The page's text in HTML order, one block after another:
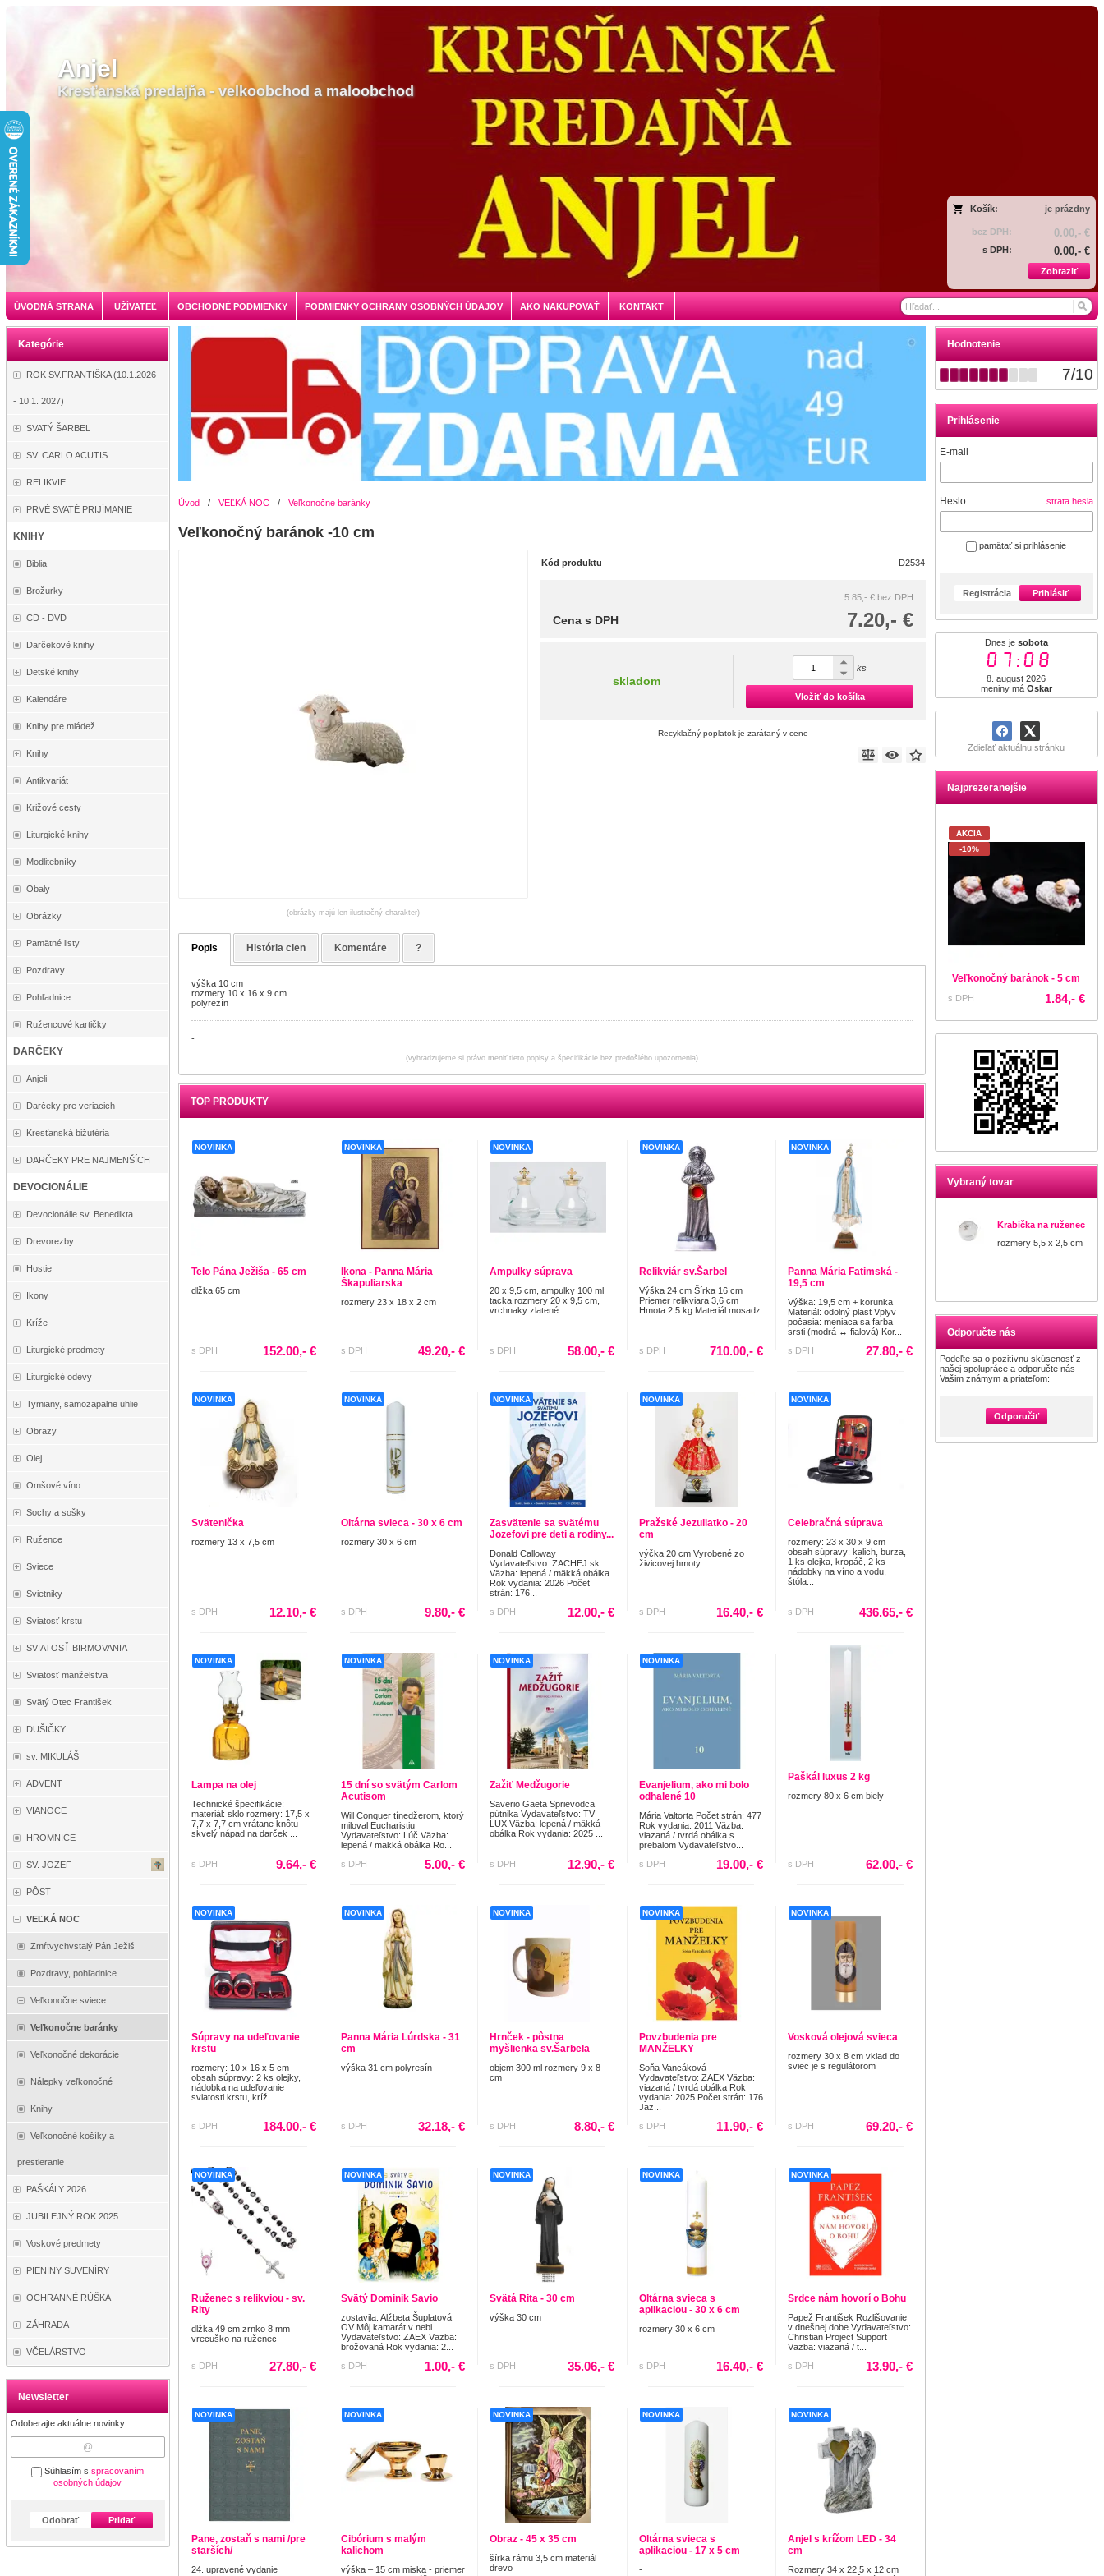
Košík: je prázdny
bez DPH: 0.00,- €
s DPH: 0.00,- €
Zobraziť
Anjel
Kresťanská predajňa - velkoobchod a maloobchod
ÚVODNÁ STRANA UŽÍVATEĽ OBCHODNÉ PODMIENKY PODMIENKY OCHRANY OSOBNÝCH ÚDAJOV AKO NAKUPOVAŤ KONTAKT
Kategórie
ROK SV.FRANTIŠKA (10.1.2026
- 10.1. 2027)
SVATÝ ŠARBEL
SV. CARLO ACUTIS
RELIKVIE
PRVÉ SVATÉ PRIJÍMANIE
KNIHY
Biblia
Brožurky
CD - DVD
Darčekové knihy
Detské knihy
Kalendáre
Knihy pre mládež
Knihy
Antikvariát
Križové cesty
Liturgické knihy
Modlitebníky
Obaly
Obrázky
Pamätné listy
Pozdravy
Pohľadnice
Ružencové kartičky
DARČEKY
Anjeli
Darčeky pre veriacich
Kresťanská bižutéria
DARČEKY PRE NAJMENŠÍCH
DEVOCIONÁLIE
Devocionálie sv. Benedikta
Drevorezby
Hostie
Ikony
Kríže
Liturgické predmety
Liturgické odevy
Tymiany, samozapalne uhlie
Obrazy
Olej
Omšové víno
Sochy a sošky
Ružence
Sviece
Svietniky
Sviatosť krstu
SVIATOSŤ BIRMOVANIA
Sviatosť manželstva
Svätý Otec František
DUŠIČKY
sv. MIKULÁŠ
ADVENT
VIANOCE
HROMNICE
SV. JOZEF
PÔST
VEĽKÁ NOC
Zmŕtvychvstalý Pán Ježiš
Pozdravy, pohľadnice
Veľkonočne sviece
Veľkonočne baránky
Veľkonočné dekorácie
Nálepky veľkonočné
Knihy
Veľkonočné košíky a
prestieranie
PAŠKÁLY 2026
JUBILEJNÝ ROK 2025
Voskové predmety
PIENINY SUVENÍRY
OCHRANNÉ RÚŠKA
ZÁHRADA
VČELÁRSTVO
Newsletter
Odoberajte aktuálne novinky
Súhlasím sspracovaním
osobných údajov
Odobrať Pridať
Hodnotenie
7/10
Prihlásenie
E-mail
Heslo strata hesla
pamätať si prihlásenie
Registrácia Prihlásiť
Dnes je sobota
07:08
8. august 2026
meniny má Oskar
Zdieľať aktuálnu stránku
Najprezeranejšie
AKCIA
-10%
Veľkonočný baránok - 5 cm
s DPH 1.84,- €
Vybraný tovar
Krabička na ruženec
rozmery 5,5 x 2,5 cm
Odporučte nás
Podeľte sa o pozitívnu skúsenosť z
našej spolupráce a odporučte nás
Vašim známym a priateľom:
Odporučiť
Úvod / VEĽKÁ NOC / Veľkonočne baránky
Veľkonočný baránok -10 cm
(obrázky majú len ilustračný charakter)
Kód produktu D2534
5.85,- € bez DPH
7.20,- €
Cena s DPH
skladom
ks
Vložiť do košíka
Recyklačný poplatok je zarátaný v cene
Popis História cien Komentáre ?
výška 10 cm
rozmery 10 x 16 x 9 cm
polyrezín
-
(vyhradzujeme si právo meniť tieto popisy a špecifikácie bez predošlého upozornenia)
TOP PRODUKTY
NOVINKA
Telo Pána Ježiša - 65 cm
dlžka 65 cm
s DPH 152.00,- €
NOVINKA
Ikona - Panna Mária
Škapuliarska
rozmery 23 x 18 x 2 cm
s DPH 49.20,- €
NOVINKA
Ampulky súprava
20 x 9,5 cm, ampulky 100 ml
tacka rozmery 20 x 9,5 cm,
vrchnaky zlatené
s DPH 58.00,- €
NOVINKA
Relikviár sv.Šarbel
Výška 24 cm Šírka 16 cm
Priemer relikviara 3,6 cm
Hmota 2,5 kg Materiál mosadz
s DPH 710.00,- €
NOVINKA
Panna Mária Fatimská -
19,5 cm
Výška: 19,5 cm + korunka
Materiál: odolný plast Vplyv
počasia: meniaca sa farba
srsti (modrá ↔ fialová) Kor...
s DPH
27.80,- €
NOVINKA
Svätenička
rozmery 13 x 7,5 cm
s DPH 12.10,- €
NOVINKA
Oltárna svieca - 30 x 6 cm
rozmery 30 x 6 cm
s DPH 9.80,- €
NOVINKA
Zasvätenie sa svätému
Jozefovi pre deti a rodiny...
Donald Calloway
Vydavateľstvo: ZACHEJ.sk
Väzba: lepená / mäkká obálka
Rok vydania: 2026 Počet
strán: 176...
s DPH
12.00,- €
NOVINKA
Pražské Jezuliatko - 20
cm
výčka 20 cm Vyrobené zo
živicovej hmoty.
s DPH 16.40,- €
NOVINKA
Celebračná súprava
rozmery: 23 x 30 x 9 cm
obsah súpravy: kalich, burza,
1 ks olejka, kropáč, 2 ks
nádobky na víno a vodu,
štóla...
s DPH 436.65,- €
NOVINKA
Lampa na olej
Technické špecifikácie:
materiál: sklo rozmery: 17,5 x
7,7 x 7,7 cm vrátane knôtu
skvelý nápad na darček ...
s DPH 9.64,- €
NOVINKA
15 dní so svätým Carlom
Acutisom
Will Conquer tínedžerom, ktorý
miloval Eucharistiu
Vydavateľstvo: Lúč Väzba:
lepená / mäkká obálka Ro...
s DPH
5.00,- €
NOVINKA
Zažiť Medžugorie
Saverio Gaeta Sprievodca
pútnika Vydavateľstvo: TV
LUX Väzba: lepená / mäkká
obálka Rok vydania: 2025 ...
s DPH 12.90,- €
NOVINKA
Evanjelium, ako mi bolo
odhalené 10
Mária Valtorta Počet strán: 477
Rok vydania: 2011 Väzba:
viazaná / tvrdá obálka s
prebalom Vydavateľstvo...
s DPH
19.00,- €
Paškál luxus 2 kg
rozmery 80 x 6 cm biely
s DPH 62.00,- €
NOVINKA
Súpravy na udeľovanie
krstu
rozmery: 10 x 16 x 5 cm
obsah súpravy: 2 ks olejky,
nádobka na udeľovanie
sviatosti krstu, kríž.
s DPH 184.00,- €
NOVINKA
Panna Mária Lúrdska - 31
cm
výška 31 cm polyresín
s DPH 32.18,- €
NOVINKA
Hrnček - pôstna
myšlienka sv.Šarbela
objem 300 ml rozmery 9 x 8
cm
s DPH 8.80,- €
NOVINKA
Povzbudenia pre
MANŽELKY
Soňa Vancáková
Vydavateľstvo: ZAEX Väzba:
viazaná / tvrdá obálka Rok
vydania: 2025 Počet strán: 176
Jaz...
s DPH
11.90,- €
NOVINKA
Vosková olejová svieca
rozmery 30 x 8 cm vklad do
sviec je s regulátorom
s DPH 69.20,- €
NOVINKA
Ruženec s relikviou - sv.
Rity
dlžka 49 cm zrnko 8 mm
vrecuško na ruženec
s DPH 27.80,- €
NOVINKA
Svätý Dominik Savio
zostavila: Alžbeta Šuplatová
OV Môj kamarát v nebi
Vydavateľstvo: ZAEX Väzba:
brožovaná Rok vydania: 2...
s DPH
1.00,- €
NOVINKA
Svätá Rita - 30 cm
výška 30 cm
s DPH 35.06,- €
NOVINKA
Oltárna svieca s
aplikaciou - 30 x 6 cm
rozmery 30 x 6 cm
s DPH 16.40,- €
NOVINKA
Srdce nám hovorí o Bohu
Papež František Rozlišovanie
v dnešnej dobe Vydavateľstvo:
Christian Project Support
Väzba: viazaná / t...
s DPH
13.90,- €
NOVINKA
Pane, zostaň s nami /pre
starších/
24. upravené vydanie
NOVINKA
Cibórium s malým
kalichom
výška – 15 cm miska - priemer
NOVINKA
Obraz - 45 x 35 cm
šírka rámu 3,5 cm materiál
drevo
NOVINKA
Oltárna svieca s
aplikaciou - 17 x 5 cm
-
NOVINKA
Anjel s krížom LED - 34
cm
Rozmery:34 x 22,5 x 12 cm